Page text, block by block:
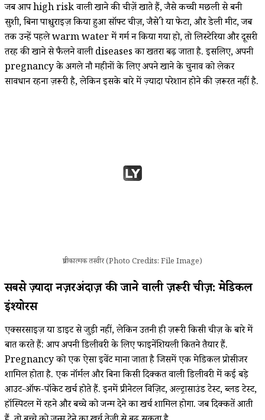
जब आप high risk वाली खाने की चीज़ें खाते हैं, जैसे कच्ची मछली से बनी
सुशी, बिना पाश्चुराइज़ किया हुआ सॉफ्ट चीज़, जैसे ब्री या फेटा, और डेली मीट, जब
तक उन्हें पहले warm water में गर्म न किया गया हो, तो लिस्टेरिया और दूसरी
तरह की खाने से फैलने वाली diseases का खतरा बढ़ जाता है. इसलिए, अपनी
pregnancy के अगले नौ महीनों के लिए अपने खाने के चुनाव को लेकर
सावधान रहना ज़रूरी है, लेकिन इसके बारे में ज़्यादा परेशान होने की ज़रूरत नहीं है.
प्रतीकात्मक तस्वीर (Photo Credits: File Image)
सबसे ज़्यादा नज़रअंदाज़ की जाने वाली ज़रूरी चीज़: मेडिकल
इंश्योरेंस
एक्सरसाइज़ या डाइट से जुड़ी नहीं, लेकिन उतनी ही ज़रूरी किसी चीज़ के बारे में
बात करते हैं: आप अपनी डिलीवरी के लिए फाइनेंशियली कितने तैयार हैं.
Pregnancy को एक ऐसा इवेंट माना जाता है जिसमें एक मेडिकल प्रोसीजर
शामिल होता है. एक नॉर्मल और बिना किसी दिक्कत वाली डिलीवरी में कई बड़े
आउट-ऑफ-पॉकेट खर्च होते हैं. इनमें प्रीनेटल विज़िट, अल्ट्रासाउंड टेस्ट, ब्लड टेस्ट,
हॉस्पिटल में रहने और बच्चे को जन्म देने का खर्च शामिल होगा. जब दिक्कतें आती